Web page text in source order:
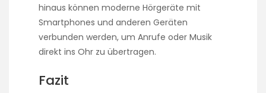
hinaus können moderne Hörgeräte mit
Smartphones und anderen Geräten
verbunden werden, um Anrufe oder Musik
direkt ins Ohr zu übertragen.
Fazit